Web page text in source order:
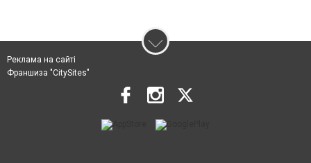
Реклама на сайті
Франшиза "CitySites"